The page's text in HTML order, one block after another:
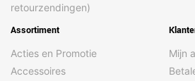
retourzendingen)
Assortiment
Acties en Promotie
Accessoires
Mijn